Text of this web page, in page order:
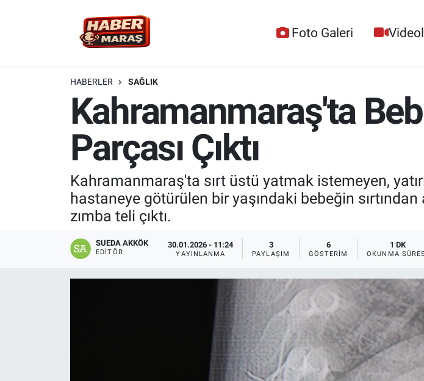
Foto Galeri
HABERLER SAĞLIK
Kahramanmaraş'ta
Parçası Çıktı
Kahramanmaraş'ta sırt üstü yatmak istemeyen,
hastaneye götürülen bir yaşındaki bebeğin
zımba teli çıktı.
SUEDA AKKÖK
EDITÖR
30.01.2026 - 11:24
YAYINLANMA
3
PAYLAŞIM
6
GÖSTERIM
1 DK
OKUNMA
YEREL YÖNETİM
GÜNCEL
BİLİM VE TEKNOLOJİ
KADIN AİLE
Nöbetçi Eczaneler
Hava Durumu
Trafik Durumu
Süper Lig Puan Durumu ve Fikstür
Son Dakika Haberleri